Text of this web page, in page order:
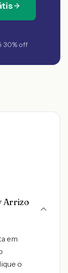
30% off
Arrizo
em
o